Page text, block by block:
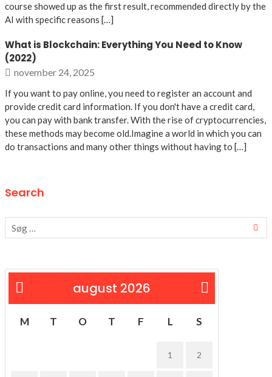
course showed up as the first result, recommended directly by the
AI with specific reasons […]
What is Blockchain: Everything You Need to Know
(2022)
november 24, 2025
If you want to pay online, you need to register an account and
provide credit card information. If you don't have a credit card,
you can pay with bank transfer. With the rise of cryptocurrencies,
these methods may become old.Imagine a world in which you can
do transactions and many other things without having to […]
Search
august 2026
M T O T F L S
1 2